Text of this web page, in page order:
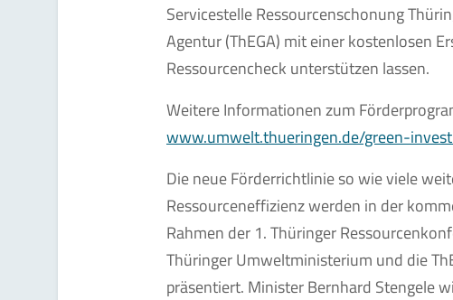
Servicestelle Ressourcenschonung
Agentur (ThEGA) mit einer kostenlosen
Ressourcencheck unterstützen lassen.
Weitere Informationen zum
www.umwelt.thueringen.de/green-
Die neue Förderrichtlinie so wie viele
Ressourceneffizienz werden in der
Rahmen der 1. Thüringer
Thüringer Umweltministerium und die
präsentiert. Minister Bernhard Stengele